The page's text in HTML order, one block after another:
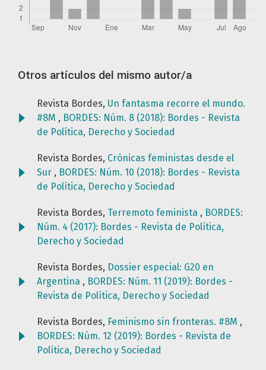
Otros artículos del mismo autor/a
Revista Bordes, Un fantasma recorre el mundo.
#8M , BORDES: Núm. 8 (2018): Bordes - Revista
de Política, Derecho y Sociedad
Revista Bordes, Crónicas feministas desde el
Sur , BORDES: Núm. 10 (2018): Bordes - Revista
de Política, Derecho y Sociedad
Revista Bordes, Terremoto feminista , BORDES:
Núm. 4 (2017): Bordes - Revista de Política,
Derecho y Sociedad
Revista Bordes, Dossier especial: G20 en
Argentina , BORDES: Núm. 11 (2019): Bordes -
Revista de Política, Derecho y Sociedad
Revista Bordes, Feminismo sin fronteras. #8M ,
BORDES: Núm. 12 (2019): Bordes - Revista de
Política, Derecho y Sociedad